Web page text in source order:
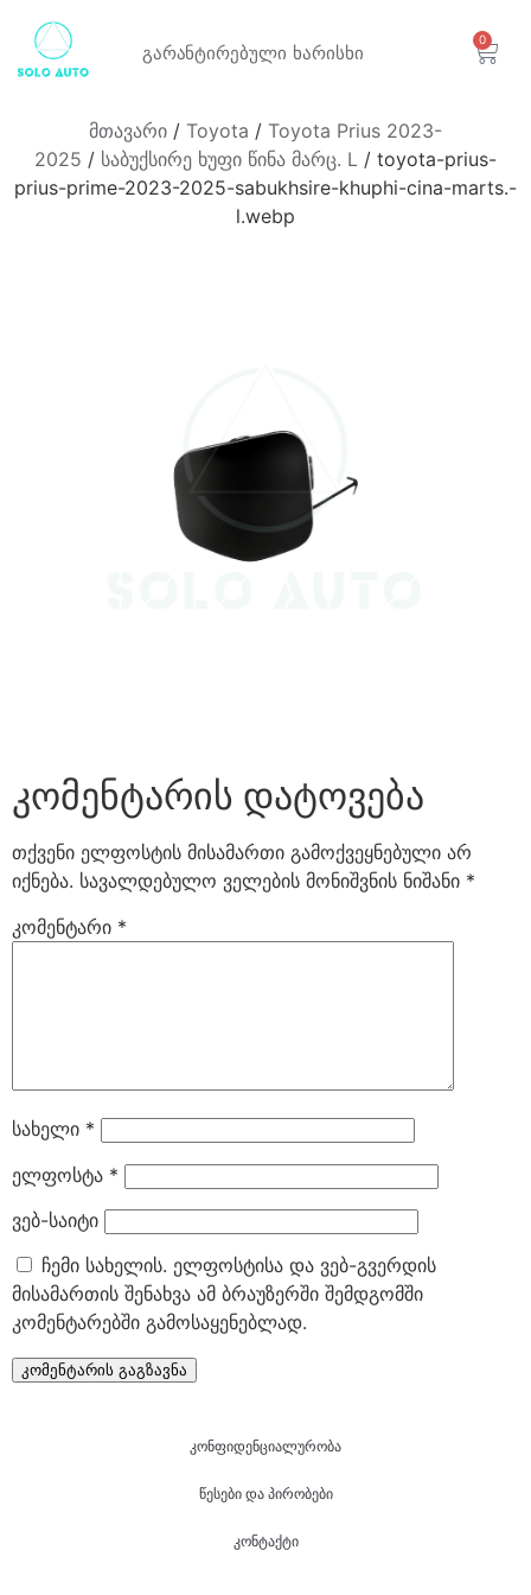
გარანტირებული ხარისხი
0
მთავარი / Toyota / Toyota Prius 2023-
2025 / საბუქსირე ხუფი წინა მარც. L / toyota-prius-
prius-prime-2023-2025-sabukhsire-khuphi-cina-marts.-
l.webp
კომენტარის დატოვება
თქვენი ელფოსტის მისამართი გამოქვეყნებული არ
იქნება. სავალდებულო ველების მონიშვნის ნიშანი *
კომენტარი *
სახელი *
ელფოსტა *
ვებ-საიტი
ჩემი სახელის. ელფოსტისა და ვებ-გვერდის
მისამართის შენახვა ამ ბრაუზერში შემდგომში
კომენტარებში გამოსაყენებლად.
კონფიდენციალურობა
წესები და პირობები
კონტაქტი